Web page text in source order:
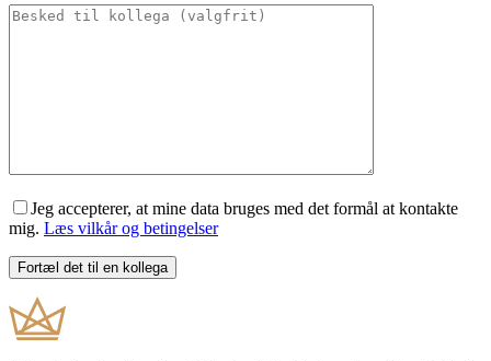
Jeg accepterer, at mine data bruges med det formål at kontakte
mig. Læs vilkår og betingelser